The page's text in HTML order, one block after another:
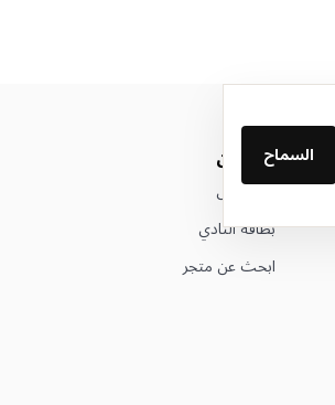
السماحمن نحن
عن ليتوال
بطاقة النادي
ابحث عن متجر